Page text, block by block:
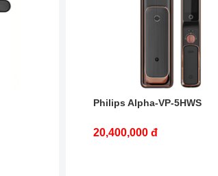
Philips Alpha-VP-5HWS
20,400,000 đ